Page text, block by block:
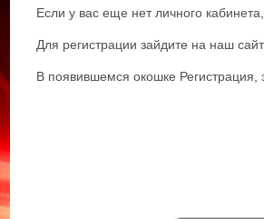
Если у вас еще нет личного
Для регистрации зайдите на наш
В появившемся окошке